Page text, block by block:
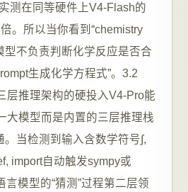
在同等硬件上V4-Flash的
。所以当你看到“chemistry
型不负责判断化学反应是否合
生成化学方程式”。3.2
层推理架构的硬投入V4-Pro能
大模型而是内置的三层推理栈
当检测到输入含数学符号∫,
import自动触发sympy或
言模型的“猜测”过程第二层领